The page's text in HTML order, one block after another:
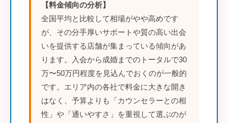
【料金傾向の分析】
全国平均と比較して相場がやや高めです
が、その分手厚いサポートや質の高い出会
いを提供する店舗が集まっている傾向があ
ります。入会から成婚までのトータルで30
万〜50万円程度を見込んでおくのが一般的
です。エリア内の各社で料金に大きな開き
はなく、予算よりも「カウンセラーとの相
性」や「通いやすさ」を重視して選ぶのが